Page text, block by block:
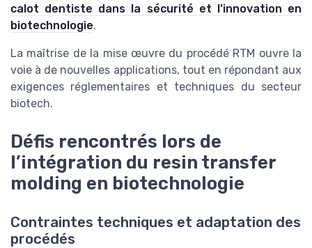
calot dentiste dans la sécurité et l’innovation en
biotechnologie.
La maîtrise de la mise œuvre du procédé RTM ouvre la
voie à de nouvelles applications, tout en répondant aux
exigences réglementaires et techniques du secteur
biotech.
Défis rencontrés lors de
l’intégration du resin transfer
molding en biotechnologie
Contraintes techniques et adaptation des
procédés